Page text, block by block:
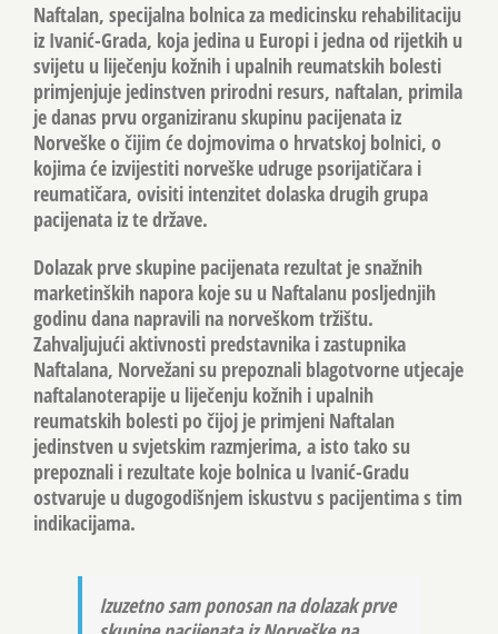
Naftalan, specijalna bolnica za medicinsku rehabilitaciju
iz Ivanić-Grada, koja jedina u Europi i jedna od rijetkih u
svijetu u liječenju kožnih i upalnih reumatskih bolesti
primjenjuje jedinstven prirodni resurs, naftalan, primila
je danas prvu organiziranu skupinu pacijenata iz
Norveške o čijim će dojmovima o hrvatskoj bolnici, o
kojima će izvijestiti norveške udruge psorijatičara i
reumatičara, ovisiti intenzitet dolaska drugih grupa
pacijenata iz te države.
Dolazak prve skupine pacijenata rezultat je snažnih
marketinških napora koje su u Naftalanu posljednjih
godinu dana napravili na norveškom tržištu.
Zahvaljujući aktivnosti predstavnika i zastupnika
Naftalana, Norvežani su prepoznali blagotvorne utjecaje
naftalanoterapije u liječenju kožnih i upalnih
reumatskih bolesti po čijoj je primjeni Naftalan
jedinstven u svjetskim razmjerima, a isto tako su
prepoznali i rezultate koje bolnica u Ivanić-Gradu
ostvaruje u dugogodišnjem iskustvu s pacijentima s tim
indikacijama.
Izuzetno sam ponosan na dolazak prve